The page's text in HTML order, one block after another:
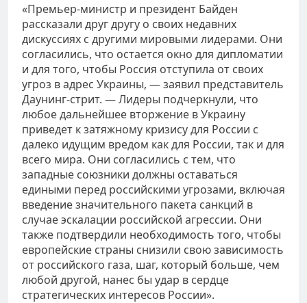
«Премьер-министр и президент Байден
рассказали друг другу о своих недавних
дискуссиях с другими мировыми лидерами. Они
согласились, что остается окно для дипломатии
и для того, чтобы Россия отступила от своих
угроз в адрес Украины, — заявил представитель
Даунинг-стрит. — Лидеры подчеркнули, что
любое дальнейшее вторжение в Украину
приведет к затяжному кризису для России с
далеко идущим вредом как для России, так и для
всего мира. Они согласились с тем, что
западные союзники должны оставаться
едиными перед российскими угрозами, включая
введение значительного пакета санкций в
случае эскалации российской агрессии. Они
также подтвердили необходимость того, чтобы
европейские страны снизили свою зависимость
от российского газа, шаг, который больше, чем
любой другой, нанес бы удар в сердце
стратегических интересов России».